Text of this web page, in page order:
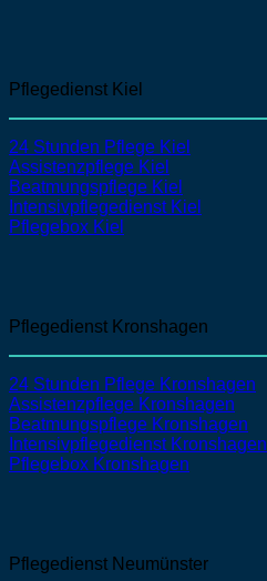
Pflegedienst Kiel
24 Stunden Pflege Kiel
Assistenzpflege Kiel
Beatmungspflege Kiel
Intensivpflegedienst Kiel
Pflegebox Kiel
Pflegedienst Kronshagen
24 Stunden Pflege Kronshagen
Assistenzpflege Kronshagen
Beatmungspflege Kronshagen
Intensivpflegedienst Kronshagen
Pflegebox Kronshagen
Pflegedienst Neumünster